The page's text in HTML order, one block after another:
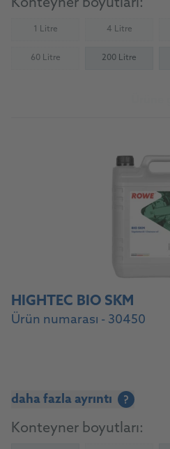
Konteyner boyutları:
1 Litre(Not available) 4 Litre(Not available)
60 Litre(Not available) 200 Litre
HIGHTEC BIO SKM
Ürün numarası - 30450
daha fazla ayrıntı ?
Konteyner boyutları: